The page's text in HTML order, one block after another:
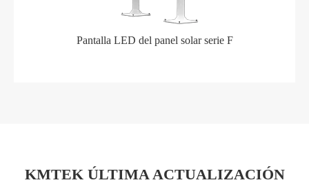
Pantalla LED del panel solar serie F
KMTEK ÚLTIMA ACTUALIZACIÓN